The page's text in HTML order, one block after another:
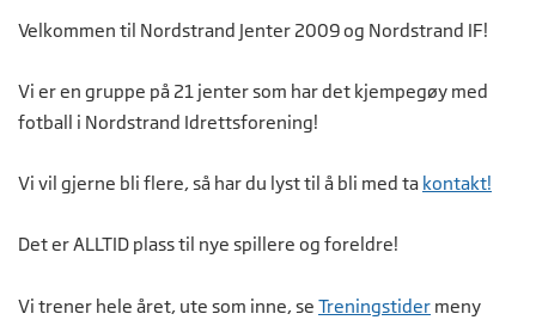
Velkommen til Nordstrand Jenter 2009 og Nordstrand IF!
Vi er en gruppe på 21 jenter som har det kjempegøy med
fotball i Nordstrand Idrettsforening!
Vi vil gjerne bli flere, så har du lyst til å bli med ta kontakt!
Det er ALLTID plass til nye spillere og foreldre!
Vi trener hele året, ute som inne, se Treningstider meny